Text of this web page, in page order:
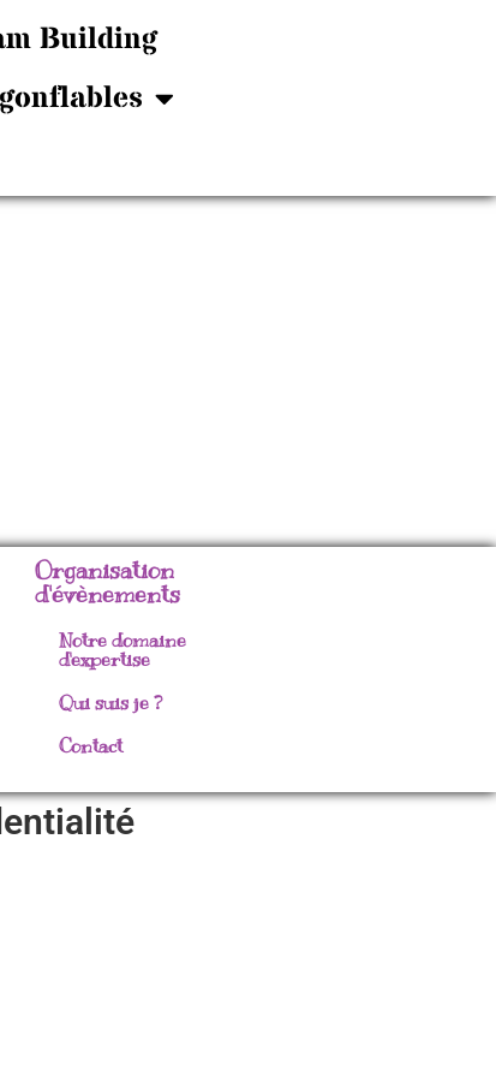
Building
Organisation
d'évènements
Notre domaine
d'expertise
Qui suis je ?
Contact